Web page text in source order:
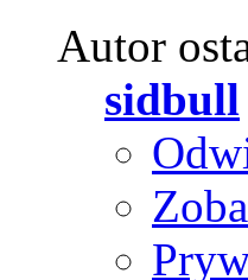
Autor
sidbull